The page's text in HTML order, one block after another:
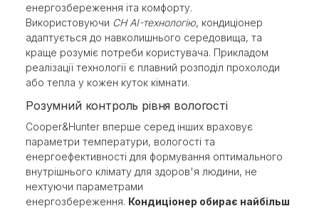
енергозбереження іта комфорту.
Використовуючи CH AI-технологію, кондиціонер
адаптується до навколишнього середовища, та
краще розуміє потреби користувача. Прикладом
реалізації технології є плавний розподіл прохолоди
або тепла у кожен куток кімнати.
Розумний контроль рівня вологості
Cooper&Hunter вперше серед інших враховує
параметри температури, вологості та
енергоефективності для формування оптимального
внутрішнього клімату для здоров'я людини, не
нехтуючи параметрами
енергозбереження. Кондиціонер обирає найбільш